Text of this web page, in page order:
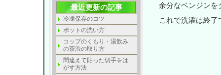
余分なベンジンを
これで洗濯は終了
最近更新の記事
冷凍保存のコツ
ポットの洗い方
コップのくもり・湯飲み
の茶渋の取り方
間違えて貼った切手をは
がす方法